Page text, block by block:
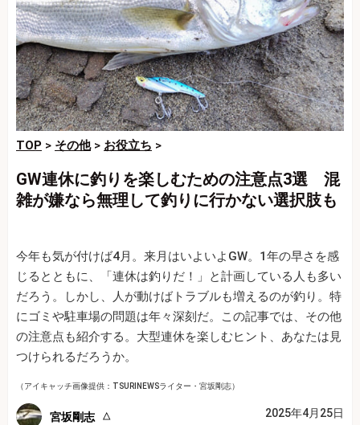
TOP > その他> お役立ち >
GW連休に釣りを楽しむための注意点3選 混
雑が嫌なら無理して釣りに行かない選択肢も
今年も気が付けば4月。来月はいよいよGW。1年の早さを感
じるとともに、「連休は釣りだ！」と計画している人も多い
だろう。しかし、人が動けばトラブルも増えるのが釣り。特
にゴミや駐車場の問題は年々深刻だ。この記事では、その他
の注意点も紹介する。大型連休を楽しむヒント、あなたは見
つけられるだろうか。
（アイキャッチ画像提供：TSURINEWSライター・宮坂剛志）
宮坂剛志 2025年4月25日